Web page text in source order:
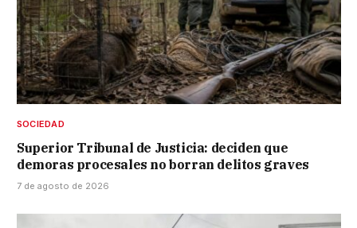
SOCIEDAD
Superior Tribunal de Justicia: deciden que
demoras procesales no borran delitos graves
7 de agosto de 2026